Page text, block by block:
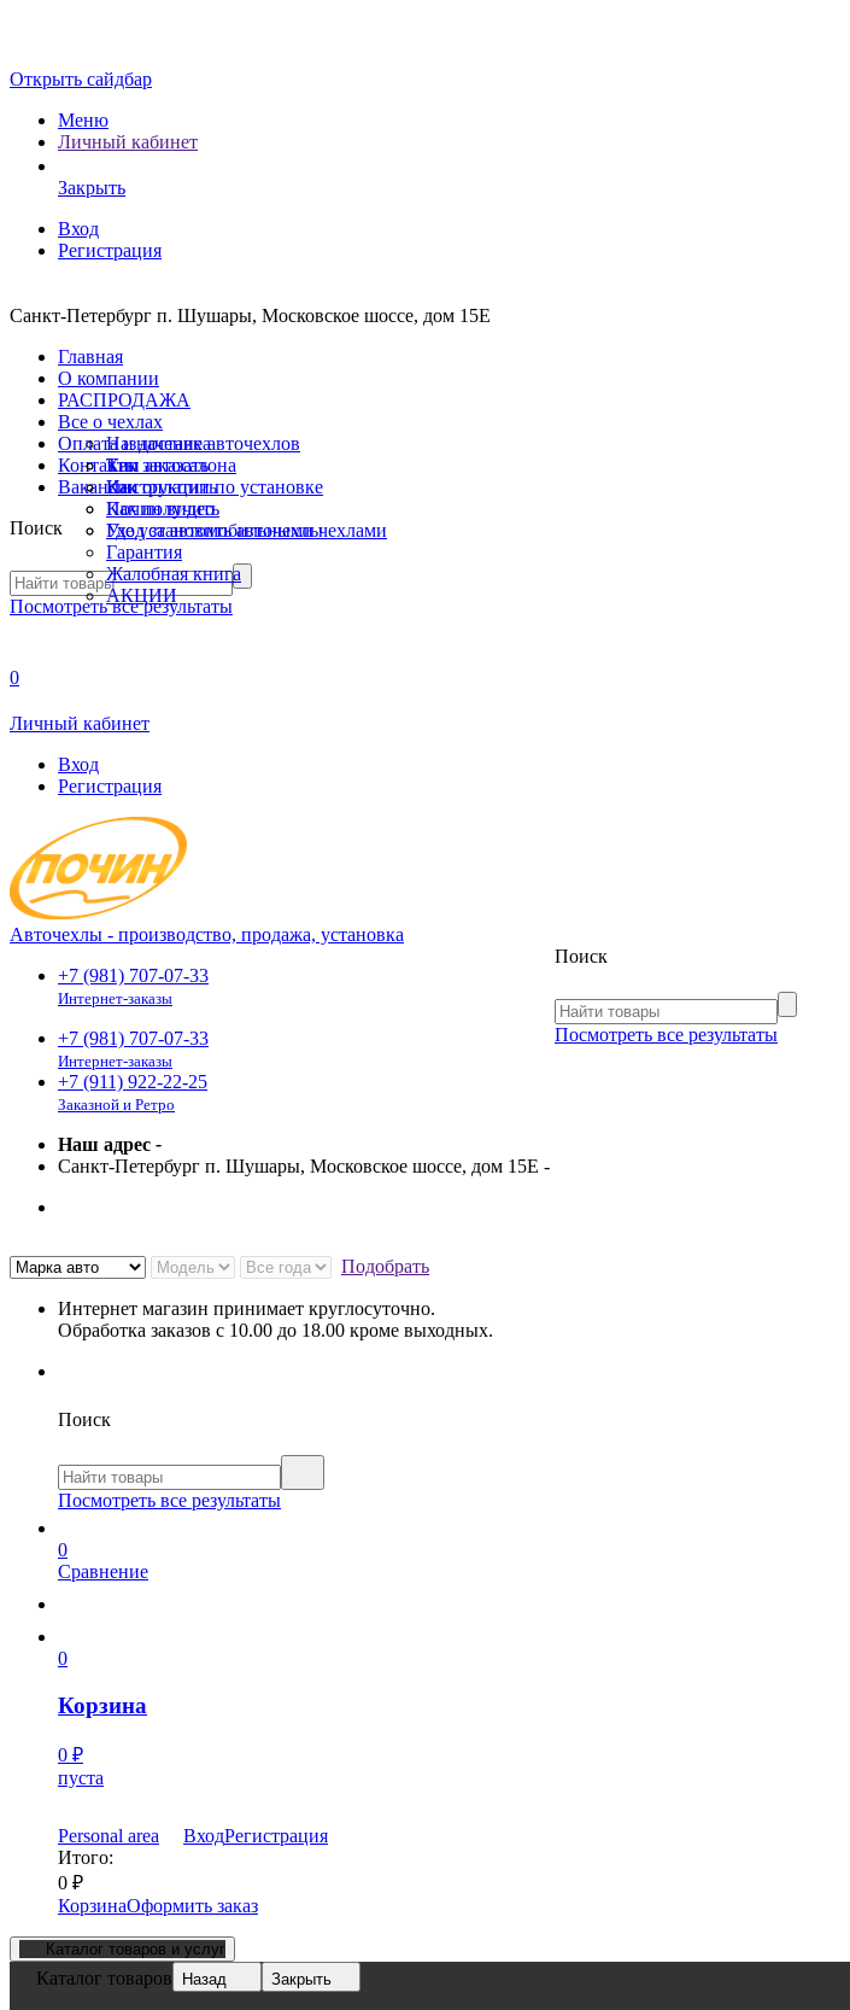
Открыть сайдбар
Меню
Личный кабинет
Закрыть
Вход
Регистрация
Санкт-Петербург п. Шушары, Московское шоссе, дом 15Е
Главная
О компании
РАСПРОДАЖА
Все о чехлах
Назначение авточехлов
Тип автосалона
Инструкции по установке
Почин видео
Уход за автомобильными чехлами
Оплата и доставка
Как заказать
Как оплатить
Как получить
Где установить авточехлы
Гарантия
Жалобная книга
АКЦИИ
Контакты
Вакансии
Поиск
Посмотреть все результаты
0
Личный кабинет
Вход
Регистрация
Авточехлы - производство, продажа, установка
+7 (981) 707-07-33
Интернет-заказы
+7 (981) 707-07-33
Интернет-заказы
+7 (911) 922-22-25
Заказной и Ретро
Наш адрес -
Санкт-Петербург п. Шушары, Московское шоссе, дом 15Е -
Поиск
Посмотреть все результаты
Подобрать
Интернет магазин принимает круглосуточно.
Обработка заказов с 10.00 до 18.00 кроме выходных.
Поиск
Посмотреть все результаты
0
Сравнение
0
Корзина
0 ₽
пуста
Personal area ВходРегистрация
Итого:
0 ₽
КорзинаОформить заказ
Каталог товаров и услуг
Каталог товаров Назад Закрыть